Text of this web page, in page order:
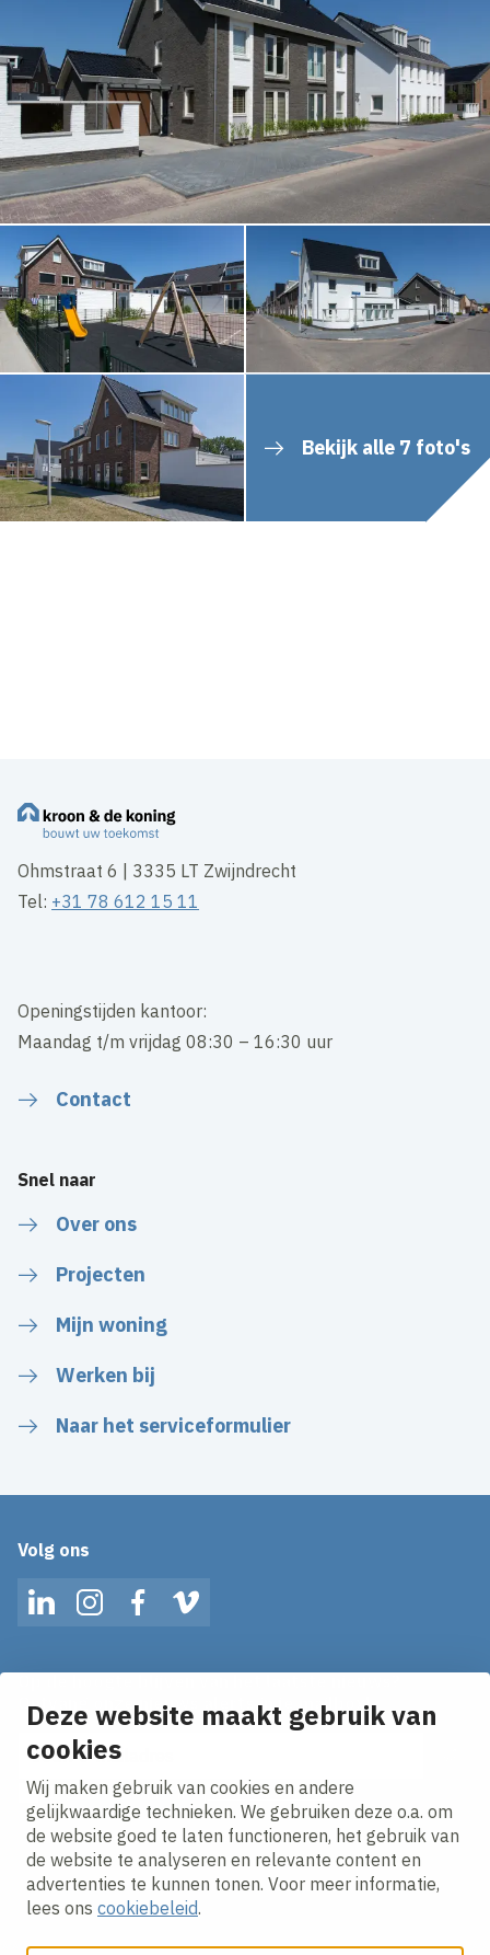
Deze website maakt gebruik van
cookies
Wij maken gebruik van cookies en andere
gelijkwaardige technieken. We gebruiken deze o.a. om
de website goed te laten functioneren, het gebruik van
de website te analyseren en relevante content en
advertenties te kunnen tonen. Voor meer informatie,
lees ons cookiebeleid.
Bekijk alle 7 foto's
Ohmstraat 6 | 3335 LT Zwijndrecht
Tel: +31 78 612 15 11
Openingstijden kantoor:
Maandag t/m vrijdag 08:30 – 16:30 uur
Contact
Snel naar
Over ons
Projecten
Mijn woning
Werken bij
Naar het serviceformulier
Volg ons
LinkedInInstagramFacebookVimeo
Ontvang onze nieuws alerts in je mailbox!
E-mailadres
Ik ga akkoord met hetprivacy statement.